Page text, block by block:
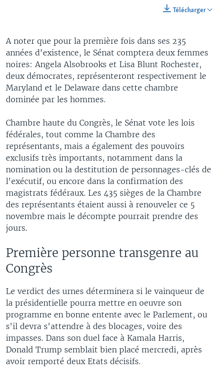
Télécharger
A noter que pour la première fois dans ses 235
années d'existence, le Sénat comptera deux femmes
noires: Angela Alsobrooks et Lisa Blunt Rochester,
deux démocrates, représenteront respectivement le
Maryland et le Delaware dans cette chambre
dominée par les hommes.
Chambre haute du Congrès, le Sénat vote les lois
fédérales, tout comme la Chambre des
représentants, mais a également des pouvoirs
exclusifs très importants, notamment dans la
nomination ou la destitution de personnages-clés de
l'exécutif, ou encore dans la confirmation des
magistrats fédéraux. Les 435 sièges de la Chambre
des représentants étaient aussi à renouveler ce 5
novembre mais le décompte pourrait prendre des
jours.
Première personne transgenre au
Congrès
Le verdict des urnes déterminera si le vainqueur de
la présidentielle pourra mettre en oeuvre son
programme en bonne entente avec le Parlement, ou
s'il devra s'attendre à des blocages, voire des
impasses. Dans son duel face à Kamala Harris,
Donald Trump semblait bien placé mercredi, après
avoir remporté deux Etats décisifs.